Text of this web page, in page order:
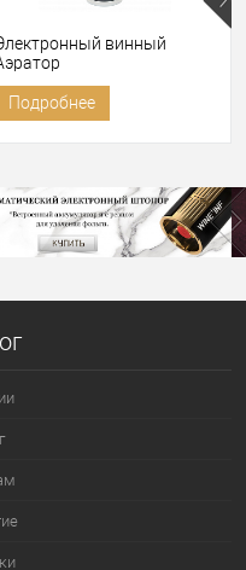
винный
Подробнее